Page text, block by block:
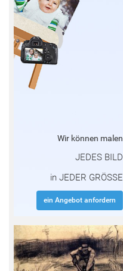
Wir können malen
JEDES BILD
in JEDER GRÖSSE
ein Angebot anfordern